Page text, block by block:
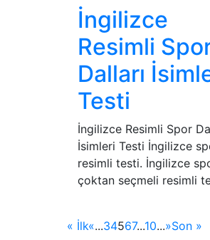
İngilizce
Resimli
Dalları
Testi
İngilizce Resimli Spor
İsimleri Testi İngilizce
resimli testi. İngilizce
çoktan seçmeli resimli
« İlk«...34567...10...»Son »